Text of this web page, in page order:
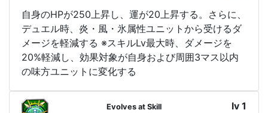
自身のHPが250上昇し、運が20上昇する。さらに、
デュエル時、炎・風・氷属性ユニットから受けるダ
メージを軽減する ※スキルLv最大時、ダメージを
20%軽減し、効果対象が自身および周囲3マス以内
の味方ユニットに変化する
Evolves at Skill
lv 1